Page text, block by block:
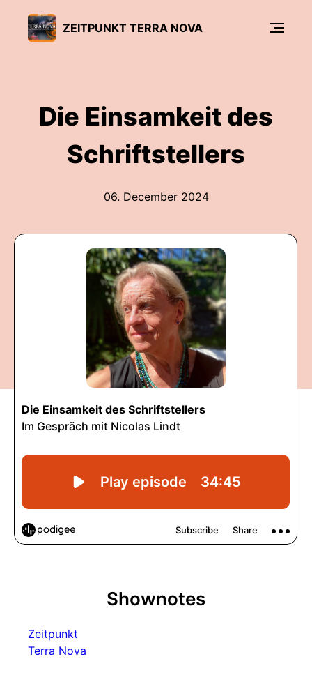
ZEITPUNKT TERRA NOVA
Die Einsamkeit des
Schriftstellers
06. December 2024
Shownotes
Zeitpunkt
Terra Nova